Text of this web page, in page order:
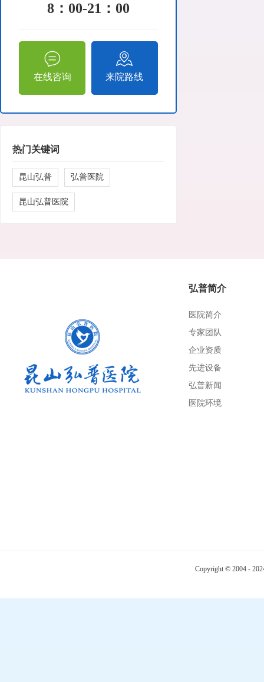
8：00-21：00
在线咨询 来院路线
热门关键词
昆山弘普 弘普医院
昆山弘普医院
弘普简介
医院简介
专家团队
企业资质
先进设备
弘普新闻
医院环境
Copyright © 2004 -